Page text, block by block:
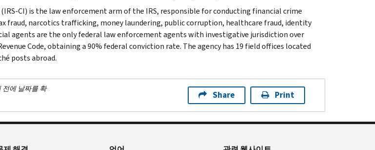
CI) is the law enforcement arm of the IRS, responsible for conducting financial crime
fraud, narcotics trafficking, money laundering, public corruption, healthcare fraud, identity
agents are the only federal law enforcement agents with investigative jurisdiction over
Code, obtaining a 90% federal conviction rate. The agency has 19 field offices located
posts abroad.
전에 날짜를 확
Share Print